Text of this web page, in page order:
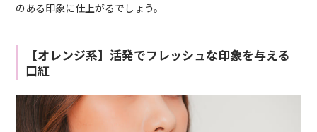
のある印象に仕上がるでしょう。
【オレンジ系】活発でフレッシュな印象を与える
口紅